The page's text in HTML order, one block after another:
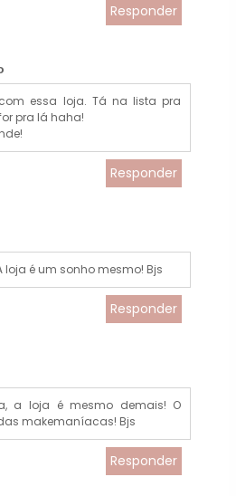
Responder
essa loja. Tá na lista pra
pra lá haha!
Responder
loja é um sonho mesmo! Bjs
Responder
a loja é mesmo demais! O
makemaníacas! Bjs
Responder